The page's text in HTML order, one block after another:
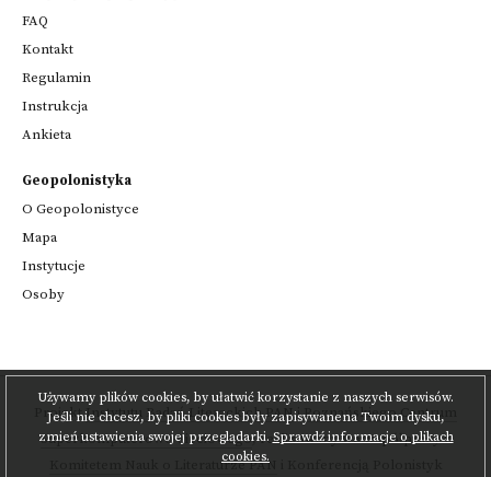
Używamy plików cookies, by ułatwić korzystanie z naszych serwisów.
Jeśli nie chcesz, by pliki cookies były zapisywanena Twoim dysku,
zmień ustawienia swojej przeglądarki. Sprawdź informacje o plikach
cookies.
FAQ
Kontakt
Regulamin
Instrukcja
Ankieta
Geopolonistyka
O Geopolonistyce
Mapa
Instytucje
Osoby
ProjektInstytutu Badań Literackich PANiPoznańskiego Centrum
Superkomputerowo-Sieciowego,realizowany we współpracy z
Komitetem Nauk o Literaturze PAN